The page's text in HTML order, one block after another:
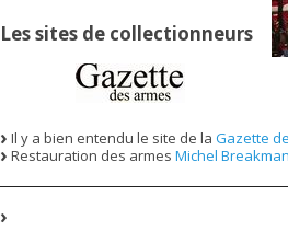
Les sites de collectionneurs
Il y a bien entendu le site de la Gazette
Restauration des armes Michel